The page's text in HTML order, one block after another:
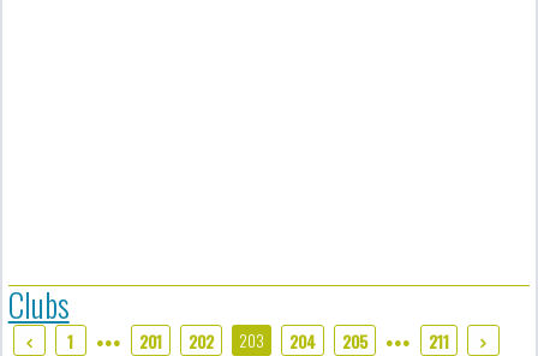
Clubs
1 ●●● 201 202 203 204 205 ●●● 211